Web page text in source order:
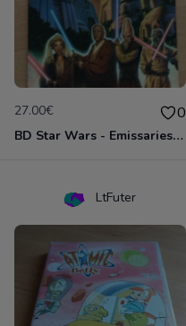
27.00€ 0
BD Star Wars - Emissaries to Malastare (VO)
LtFuter